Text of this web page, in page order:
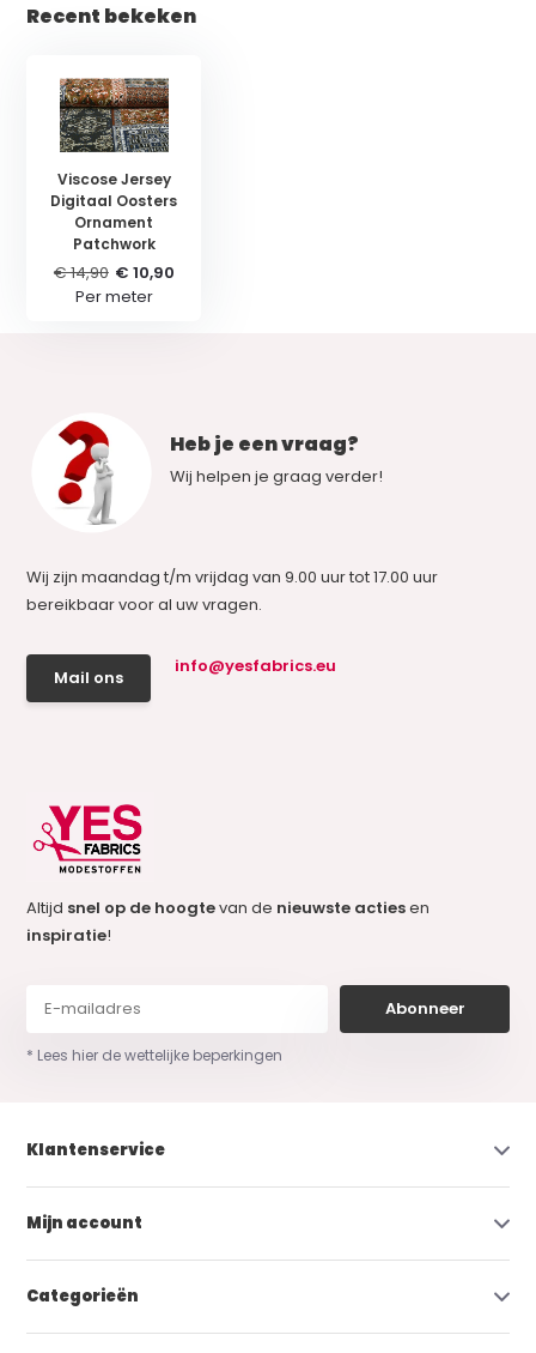
Recent bekeken
Viscose Jersey
Digitaal Oosters
Ornament
Patchwork
€ 14,90 € 10,90
Per meter
Heb je een vraag?
Wij helpen je graag verder!
Wij zijn maandag t/m vrijdag van 9.00 uur tot 17.00 uur
bereikbaar voor al uw vragen.
Mail ons
info@yesfabrics.eu
Altijd snel op de hoogtevan de nieuwste actiesen
inspiratie!
Abonneer
* Lees hier de wettelijke beperkingen
Klantenservice
Mijn account
Categorieën